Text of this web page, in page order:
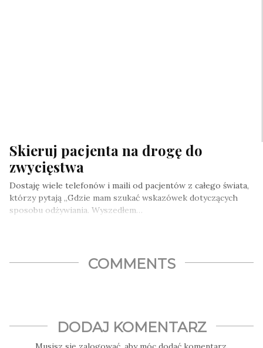
Skieruj pacjenta na drogę do
zwycięstwa
Dostaję wiele telefonów i maili od pacjentów z całego świata,
którzy pytają „Gdzie mam szukać wskazówek dotyczących
sposobu odżywiania. Wyszedłem…
COMMENTS
DODAJ KOMENTARZ